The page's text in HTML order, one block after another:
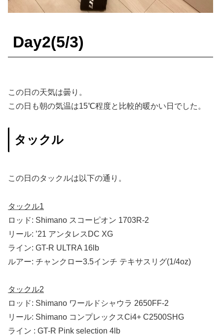
Day2(5/3)
この日の天気は曇り。
この日も朝の気温は15℃程度と比較的暖かい日でした。
タックル
この日のタックルは以下の通り。
タックル1
ロッド: Shimano スコーピオン 1703R-2
リール: ’21 アンタレスDC XG
ライン: GT-R ULTRA 16lb
ルアー: チャンクロー3.5インチ テキサスリグ(1/4oz)
タックル2
ロッド: Shimano ワールドシャウラ 2650FF-2
リール: Shimano コンプレックスCi4+ C2500SHG
ライン : GT-R Pink selection 4lb